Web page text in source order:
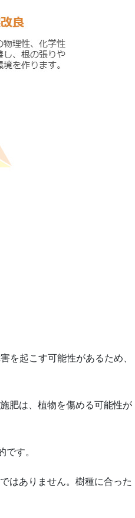
を起こす可能性があるため、
肥は、植物を傷める可能性が
す。
はありません。樹種に合った